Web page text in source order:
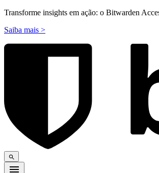
Transforme insights em ação: o Bitwarden
Saiba mais >